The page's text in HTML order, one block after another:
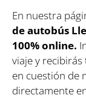
En nuestra
de autobús
100% online.
viaje y
en cuestión de
directamente